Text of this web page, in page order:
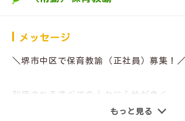
メッセージ
＼堺市中区で保育教諭（正社員）募集！／
利用されるすべての人々に心地が良く、
地域から親しまれる施設を目指している、
もっと見る